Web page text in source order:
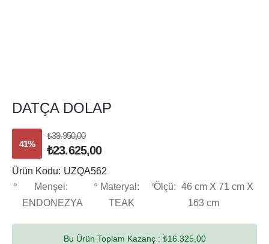
DATÇA DOLAP
41%
₺39.950,00
₺23.625,00
Ürün Kodu: UZQA562
Menşei:
ENDONEZYA
Materyal:
TEAK
Ölçü: 46 cm X 71 cm X
163 cm
Bu Ürün Toplam Kazanç : ₺16.325,00